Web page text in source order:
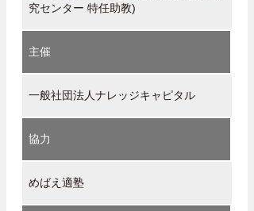
究センター 特任助教)
主催
一般社団法人ナレッジキャピタル
協力
めばえ適塾